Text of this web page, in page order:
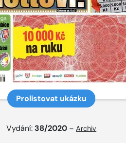
Prolistovat ukázku
Vydání: 38/2020 –Archiv